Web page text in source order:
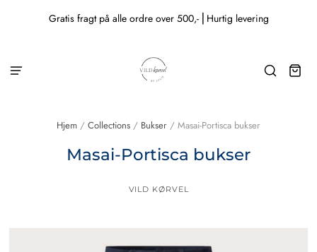
Gratis fragt på alle ordre over 500,- ⎜Hurtig levering
Hjem / Collections / Bukser / Masai-Portisca bukser
Masai-Portisca bukser
VILD KØRVEL